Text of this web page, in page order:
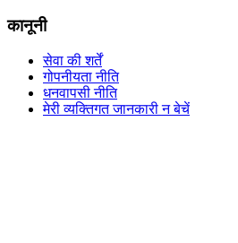
कानूनी
सेवा की शर्तें
गोपनीयता नीति
धनवापसी नीति
मेरी व्यक्तिगत जानकारी न बेचें